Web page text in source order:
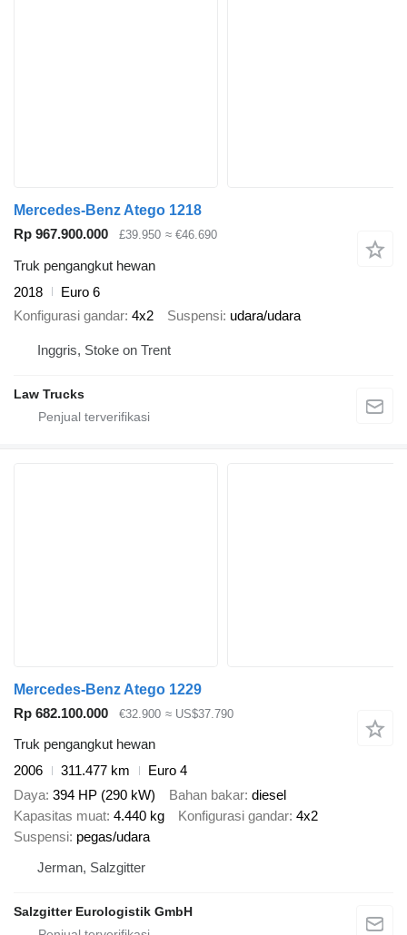
Mercedes-Benz Atego 1218
Rp 967.900.000
£39.950 ≈ €46.690
Truk pengangkut hewan
2018
Euro 6
Konfigurasi gandar 4x2 Suspensi udara/udara
Inggris, Stoke on Trent
Law Trucks
Mercedes-Benz Atego 1229
Rp 682.100.000
€32.900 ≈ US$37.790
Truk pengangkut hewan
2006
311.477 km
Euro 4
Daya 394 HP (290 kW) Bahan bakar diesel
Kapasitas muat 4.440 kg Konfigurasi gandar 4x2
Suspensi pegas/udara
Jerman, Salzgitter
Salzgitter Eurologistik GmbH